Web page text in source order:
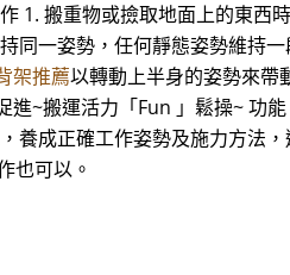
1. 搬重物或撿取地面上的東西
同一姿勢，任何靜態姿勢維持
架推薦以轉動上半身的姿勢來帶
進~搬運活力「Fun 」鬆操~ 功
養成正確工作姿勢及施力方法
也可以。